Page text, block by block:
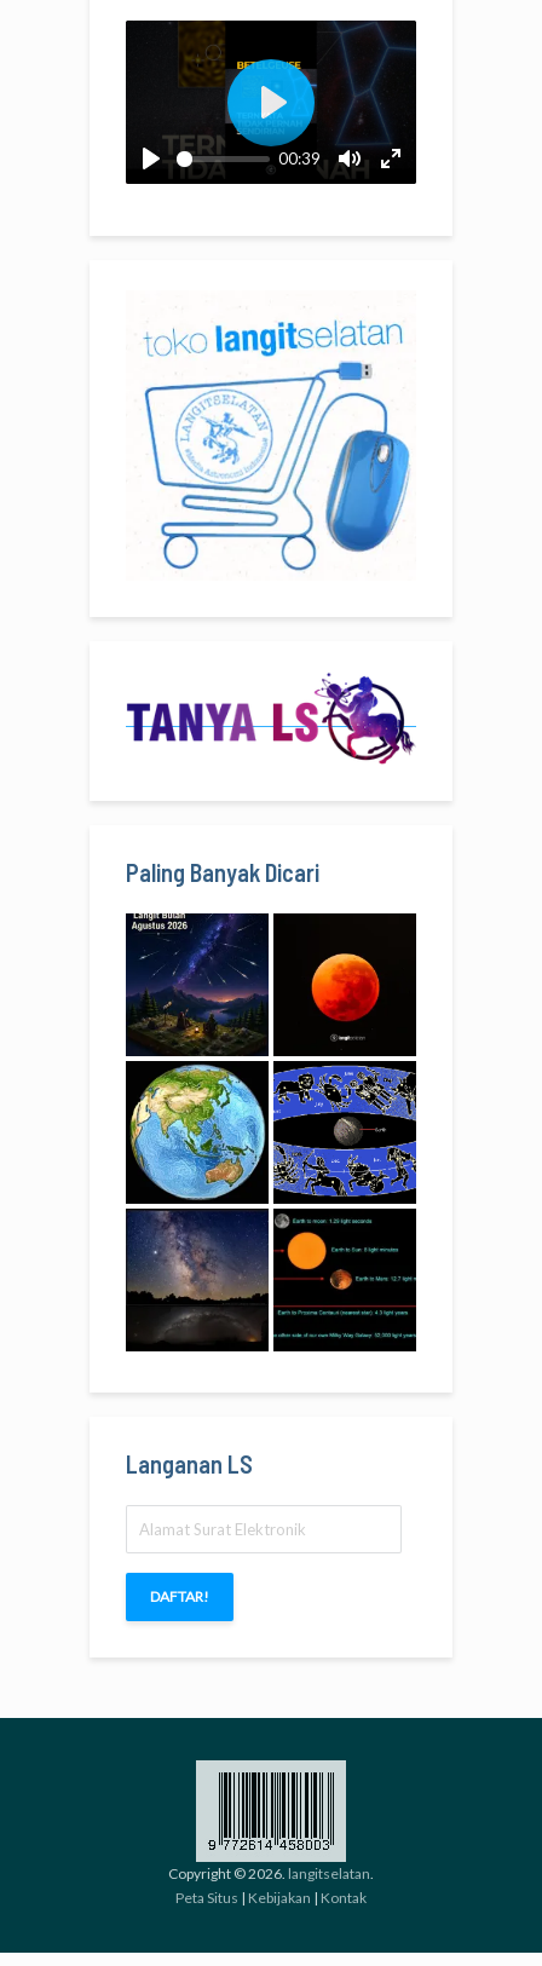
Paling Banyak Dicari
Langanan LS
Surat
Elektronik
DAFTAR!
Copyright © 2026. langitselatan
Peta Situs | Kebijakan | Kontak